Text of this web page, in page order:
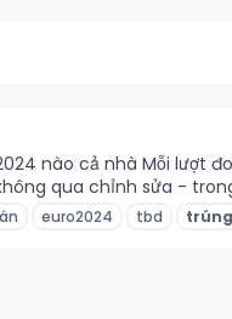
nào cả nhà Mỗi lượt
qua chỉnh sửa -
euro2024 tbd trúng